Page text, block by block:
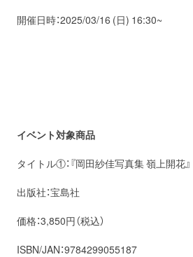
開催日時：2025/03/16 (日) 16:30~
イベント対象商品
タイトル①：『岡田紗佳写真集 嶺上開花』
出版社：宝島社
価格：3,850円（税込）
ISBN/JAN：9784299055187